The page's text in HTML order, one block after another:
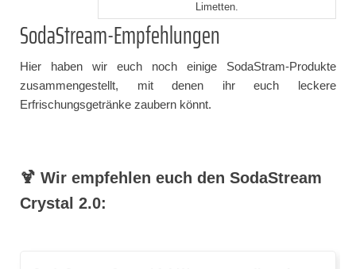
Limetten.
SodaStream-Empfehlungen
Hier haben wir euch noch einige SodaStram-Produkte
zusammengestellt, mit denen ihr euch leckere
Erfrischungsgetränke zaubern könnt.
🍹 Wir empfehlen euch den SodaStream
Crystal 2.0: